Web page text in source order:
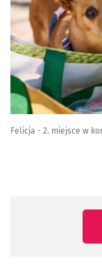
Felicja - 2. miejsce w